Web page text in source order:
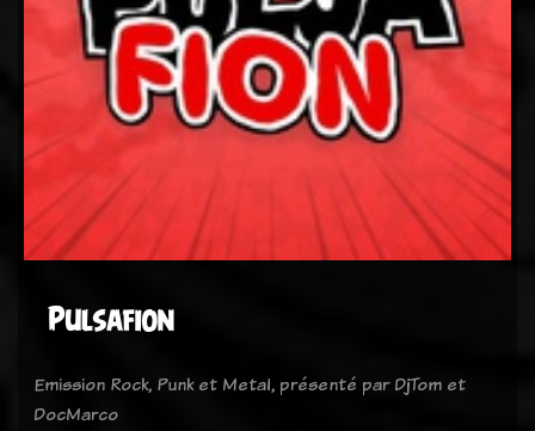
Pulsafion
Emission Rock, Punk et Metal, présenté par DjTom et
DocMarco